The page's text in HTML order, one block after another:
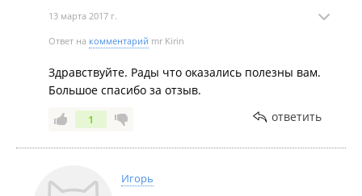
13 марта 2017 г.
Ответ на комментарий mr Kirin
Здравствуйте. Рады что оказались полезны вам.
Большое спасибо за отзыв.
1 ответить
Игорь